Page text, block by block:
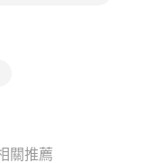
易相關給付款項請求債
用戶狀況，依本公司即
關推薦